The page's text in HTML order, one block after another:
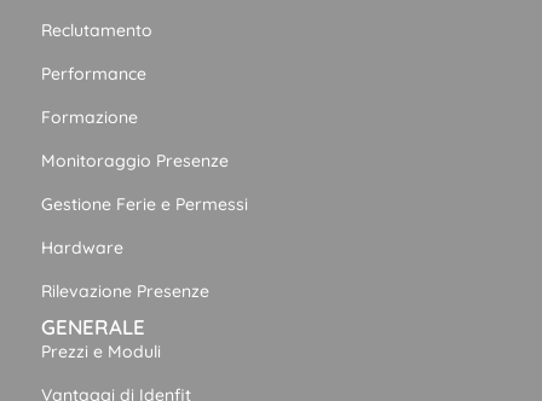
Reclutamento
Performance
Formazione
Monitoraggio Presenze
Gestione Ferie e Permessi
Hardware
Rilevazione Presenze
GENERALE
Prezzi e Moduli
Vantaggi di Idenfit